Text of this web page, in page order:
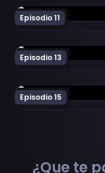
Episodio 11
Ver Yozakura-san
Episodio 13
Ver Yozakura-san
Episodio 15
Ver Yozakura-san
¿Que te